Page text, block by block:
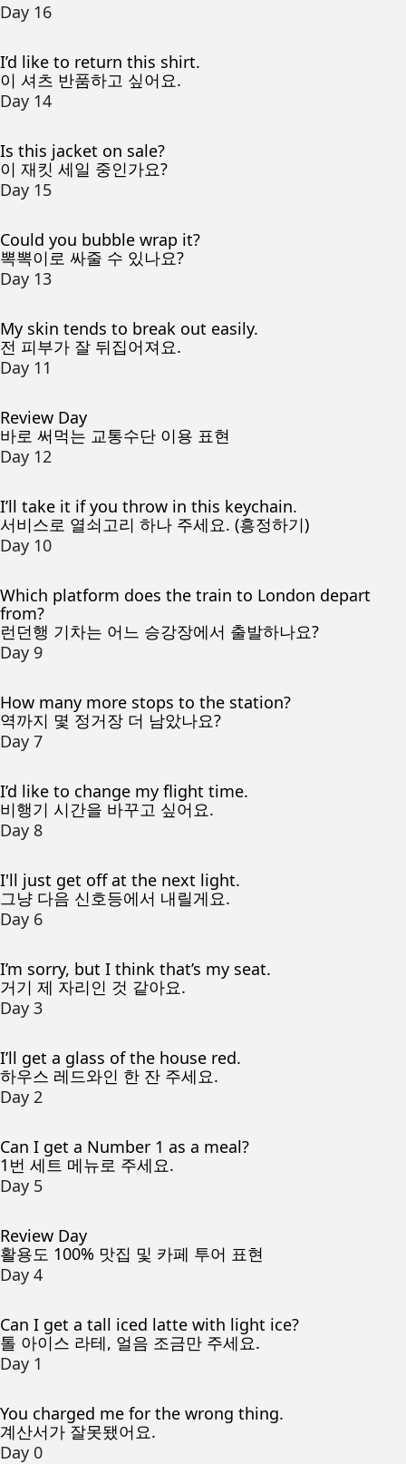
Day 16
I’d like to return this shirt.
이 셔츠 반품하고 싶어요.
Day 14
Is this jacket on sale?
이 재킷 세일 중인가요?
Day 15
Could you bubble wrap it?
뽁뽁이로 싸줄 수 있나요?
Day 13
My skin tends to break out easily.
전 피부가 잘 뒤집어져요.
Day 11
Review Day
바로 써먹는 교통수단 이용 표현
Day 12
I’ll take it if you throw in this keychain.
서비스로 열쇠고리 하나 주세요. (흥정하기)
Day 10
Which platform does the train to London depart
from?
런던행 기차는 어느 승강장에서 출발하나요?
Day 9
How many more stops to the station?
역까지 몇 정거장 더 남았나요?
Day 7
I’d like to change my flight time.
비행기 시간을 바꾸고 싶어요.
Day 8
I'll just get off at the next light.
그냥 다음 신호등에서 내릴게요.
Day 6
I’m sorry, but I think that’s my seat.
거기 제 자리인 것 같아요.
Day 3
I’ll get a glass of the house red.
하우스 레드와인 한 잔 주세요.
Day 2
Can I get a Number 1 as a meal?
1번 세트 메뉴로 주세요.
Day 5
Review Day
활용도 100% 맛집 및 카페 투어 표현
Day 4
Can I get a tall iced latte with light ice?
톨 아이스 라테, 얼음 조금만 주세요.
Day 1
You charged me for the wrong thing.
계산서가 잘못됐어요.
Day 0